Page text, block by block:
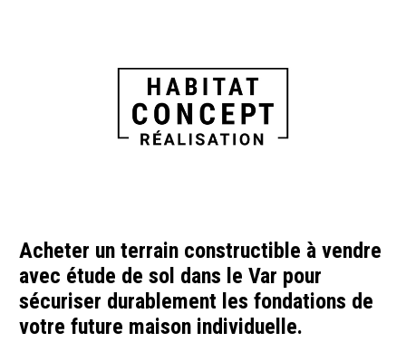
Acheter un terrain constructible à vendre
avec étude de sol dans le Var pour
sécuriser durablement les fondations de
votre future maison individuelle.